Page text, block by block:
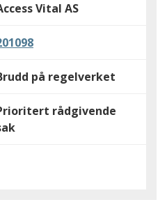
Vital AS
på regelverket
rådgivende